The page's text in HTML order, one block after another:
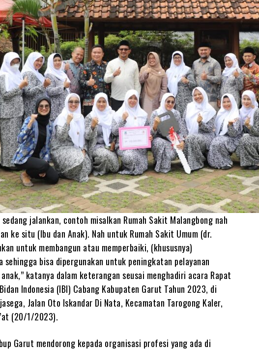
sedang jalankan, contoh misalkan Rumah Sakit Malangbong nah
ke situ (Ibu dan Anak). Nah untuk Rumah Sakit Umum (dr.
untuk membangun atau memperbaiki, (khususnya)
sehingga bisa dipergunakan untuk peningkatan pelayanan
katanya dalam keterangan seusai menghadiri acara Rapat
Indonesia (IBI) Cabang Kabupaten Garut Tahun 2023, di
Jalan Oto Iskandar Di Nata, Kecamatan Tarogong Kaler,
(20/1/2023).
Garut mendorong kepada organisasi profesi yang ada di